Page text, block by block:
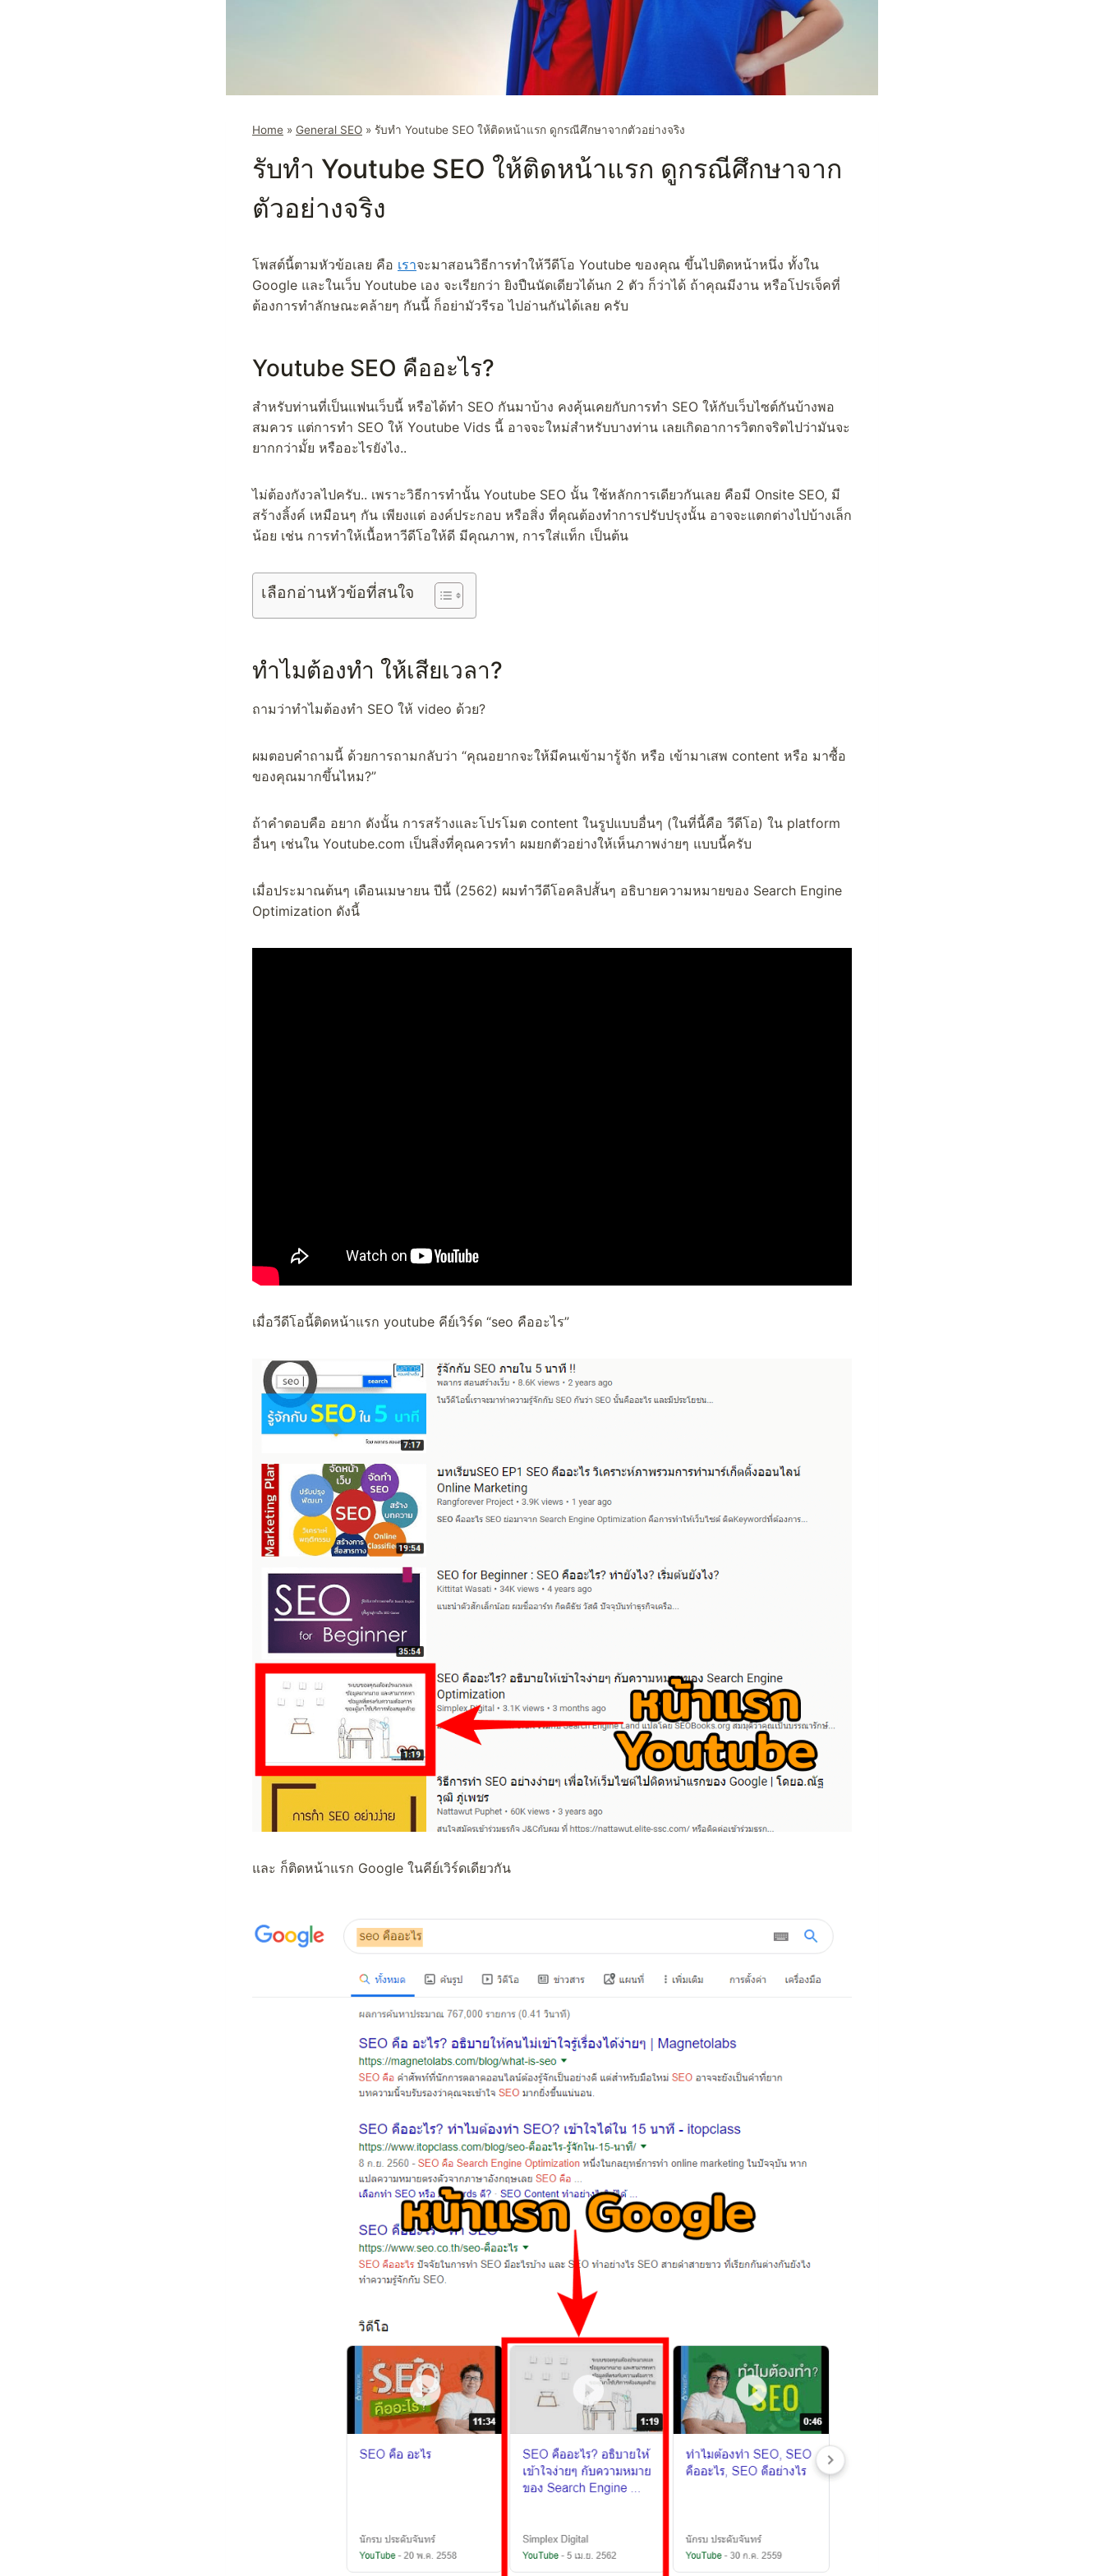
Home » General SEO » รับทำ Youtube SEO ให้ติดหน้าแรก ดูกรณีศึกษาจากตัวอย่างจริง
รับทำ Youtube SEO ให้ติดหน้าแรก ดูกรณีศึกษาจาก
ตัวอย่างจริง
โพสต์นี้ตามหัวข้อเลย คือ เราจะมาสอนวิธีการทำให้วีดีโอ Youtube ของคุณ ขึ้นไปติดหน้าหนึ่ง ทั้งใน
Google และในเว็บ Youtube เอง จะเรียกว่า ยิงปืนนัดเดียวได้นก 2 ตัว ก็ว่าได้ ถ้าคุณมีงาน หรือโปรเจ็คที่
ต้องการทำลักษณะคล้ายๆ กันนี้ ก็อย่ามัวรีรอ ไปอ่านกันได้เลย ครับ
Youtube SEO คืออะไร?
สำหรับท่านที่เป็นแฟนเว็บนี้ หรือได้ทำ SEO กันมาบ้าง คงคุ้นเคยกับการทำ SEO ให้กับเว็บไซต์กันบ้างพอ
สมควร แต่การทำ SEO ให้ Youtube Vids นี้ อาจจะใหม่สำหรับบางท่าน เลยเกิดอาการวิตกจริตไปว่ามันจะ
ยากกว่ามั้ย หรืออะไรยังไง..
ไม่ต้องกังวลไปครับ.. เพราะวิธีการทำนั้น Youtube SEO นั้น ใช้หลักการเดียวกันเลย คือมี Onsite SEO, มี
สร้างลิ้งค์ เหมือนๆ กัน เพียงแต่ องค์ประกอบ หรือสิ่ง ที่คุณต้องทำการปรับปรุงนั้น อาจจะแตกต่างไปบ้างเล็ก
น้อย เช่น การทำให้เนื้อหาวีดีโอให้ดี มีคุณภาพ, การใส่แท็ก เป็นต้น
เลือกอ่านหัวข้อที่สนใจ
ทำไมต้องทำ ให้เสียเวลา?
ถามว่าทำไมต้องทำ SEO ให้ video ด้วย?
ผมตอบคำถามนี้ ด้วยการถามกลับว่า “คุณอยากจะให้มีคนเข้ามารู้จัก หรือ เข้ามาเสพ content หรือ มาซื้อ
ของคุณมากขึ้นไหม?”
ถ้าคำตอบคือ อยาก ดังนั้น การสร้างและโปรโมต content ในรูปแบบอื่นๆ (ในที่นี้คือ วีดีโอ) ใน platform
อื่นๆ เช่นใน Youtube.com เป็นสิ่งที่คุณควรทำ ผมยกตัวอย่างให้เห็นภาพง่ายๆ แบบนี้ครับ
เมื่อประมาณต้นๆ เดือนเมษายน ปีนี้ (2562) ผมทำวีดีโอคลิปสั้นๆ อธิบายความหมายของ Search Engine
Optimization ดังนี้
เมื่อวีดีโอนี้ติดหน้าแรก youtube คีย์เวิร์ด “seo คืออะไร”
และ ก็ติดหน้าแรก Google ในคีย์เวิร์ดเดียวกัน